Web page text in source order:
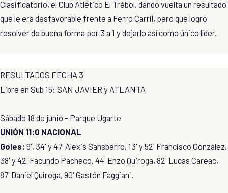
Clasificatorio, el Club Atlético El Trébol, dando vuelta un resultado
que le era desfavorable frente a Ferro Carril, pero que logró
resolver de buena forma por 3 a 1 y dejarlo así como único líder.
RESULTADOS FECHA 3
Libre en Sub 15: SAN JAVIER y ATLANTA
Sábado 18 de junio - Parque Ugarte
UNIÓN 11:0 NACIONAL
Goles: 9', 34' y 47' Alexis Sansberro, 13' y 52' Francisco González,
38' y 42' Facundo Pacheco, 44' Enzo Quiroga, 82' Lucas Careac,
87' Daniel Quiroga, 90' Gastón Faggiani.